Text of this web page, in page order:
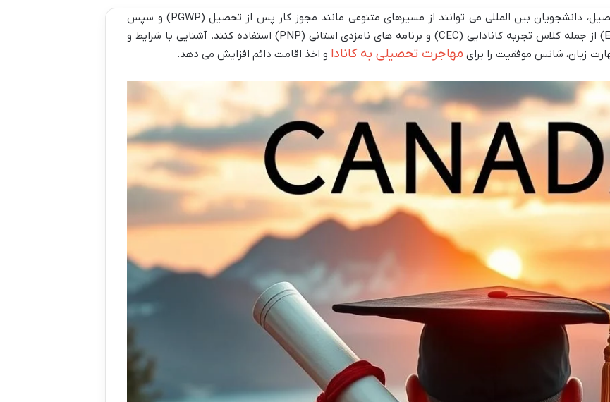
برای دریافت اقامت دائم کانادا پس از اتمام تحصیل، دانشجویان بین المللی می توانند از مسیرهای متنوعی مانند مجوز کار پس از تحصیل (PGWP) و سپس
برنامه هایی چون اکسپرس انتری (Express Entry) از جمله کلاس تجربه کانادایی (CEC) و برنامه های نامزدی استانی (PNP) استفاده کنند. آشنایی با شرایط و
زبان، شانس موفقیت را برای مهاجرت تحصیلی به کانادا و اخذ اقامت دائم افزایش می دهد.